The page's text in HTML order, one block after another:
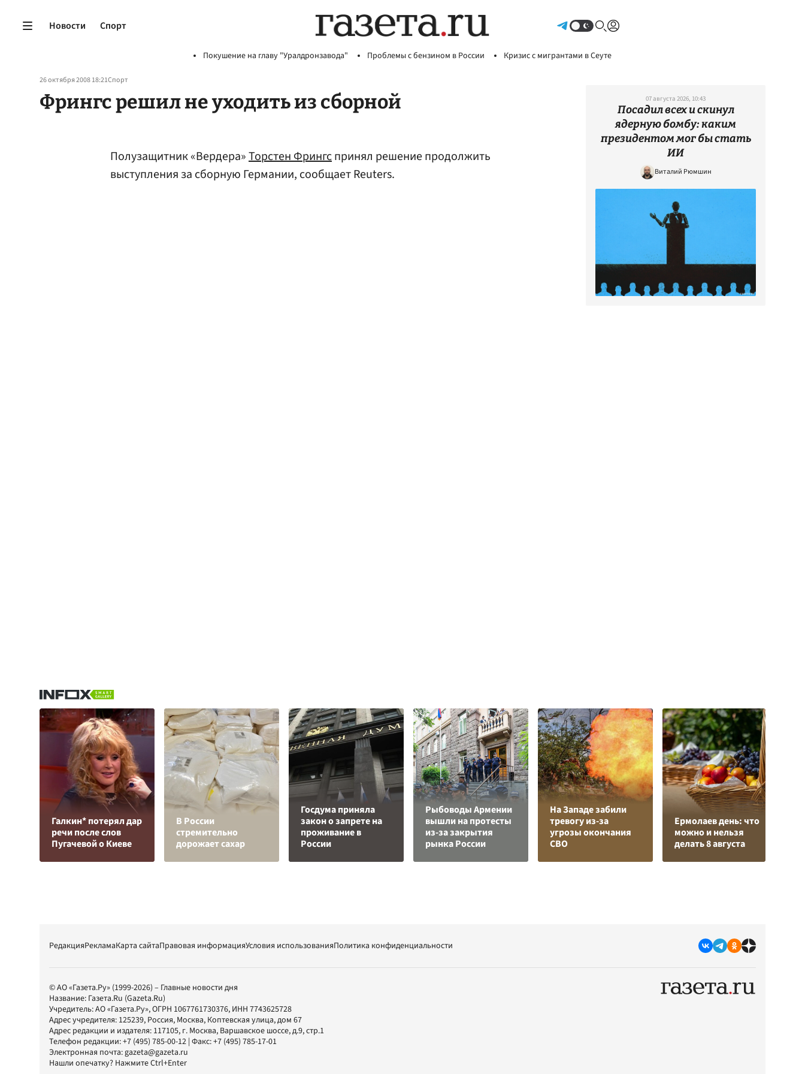
Новости Спорт
Покушение на главу "Уралдронзавода" Проблемы с бензином в России Кризис с мигрантами в Сеуте
26 октября 2008 18:21Спорт
Фрингс решил не уходить из сборной
Полузащитник «Вердера»Торстен Фрингспринял решение продолжить
выступления за сборную Германии, сообщает Reuters.
07 августа 2026, 10:43
Посадил всех и скинул
ядерную бомбу: каким
президентом мог бы стать
ИИ
Виталий Рюмшин
Галкин* потерял дар
речи после слов
Пугачевой о Киеве
В России
стремительно
дорожает сахар
Госдума приняла
закон о запрете на
проживание в
России
Рыбоводы Армении
вышли на протесты
из-за закрытия
рынка России
На Западе забили
тревогу из-за
угрозы окончания
СВО
Ермолаев день: что
можно и нельзя
делать 8 августа
РедакцияРекламаКарта сайтаПравовая информацияУсловия использованияПолитика конфиденциальности
© АО «Газета.Ру» (1999-2026) – Главные новости дня
Название: Газета.Ru (Gazeta.Ru)
Учредитель:АО «Газета.Ру», ОГРН 1067761730376, ИНН 7743625728
Адрес учредителя: 125239, Россия, Москва, Коптевская улица, дом 67
Адрес редакции и издателя: 117105, г. Москва, Варшавское шоссе, д.9, стр.1
Телефон редакции:+7 (495) 785-00-12 | Факс:+7 (495) 785-17-01
Электронная почта:gazeta@gazeta.ru
Нашли опечатку? Нажмите Ctrl+Enter